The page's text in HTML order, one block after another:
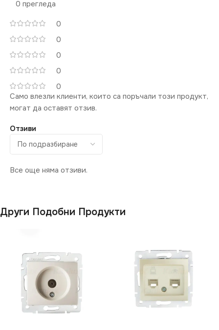
0 прегледа
0
0
0
0
0
Отзиви
Все още няма отзиви.
Само влезли клиенти, които са поръчали този продукт,
могат да оставят отзив.
Други Подобни Продукти